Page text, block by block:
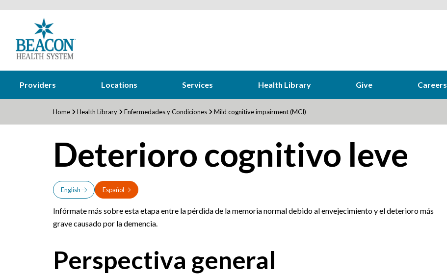
Providers Locations Services Health Library Give Careers
Home Health Library Enfermedades y Condiciones Mild cognitive impairment (MCI)
Deterioro cognitivo leve
English Español
Infórmate más sobre esta etapa entre la pérdida de la memoria normal debido al envejecimiento y el deterioro más
grave causado por la demencia.
Perspectiva general